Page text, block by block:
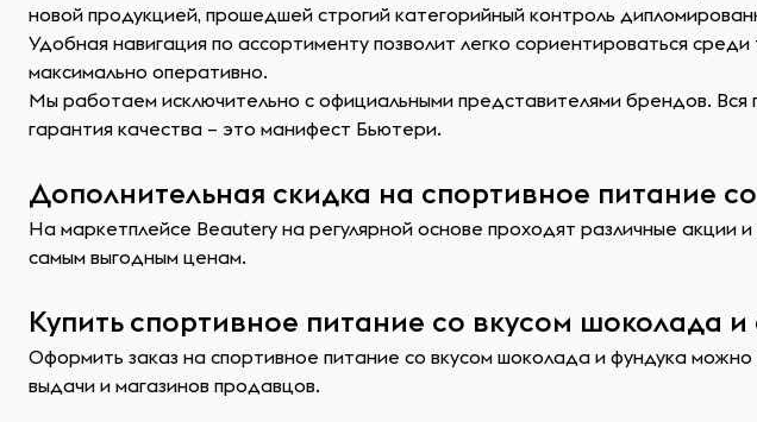
новой продукцией, прошедшей строгий категорийный контроль
Удобная навигация по ассортименту позволит легко сориентироваться
максимально оперативно.
Мы работаем исключительно с официальными представителями брендов.
гарантия качества – это манифест Бьютери.
Дополнительная скидка на спортивное питание
На маркетплейсе Beautery на регулярной основе проходят различные акции
самым выгодным ценам.
Купить спортивное питание со вкусом шоколада и
Оформить заказ на спортивное питание со вкусом шоколада и фундука
выдачи и магазинов продавцов.